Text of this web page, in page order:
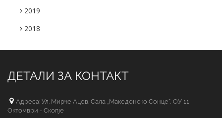
2019
2018
ДЕТАЛИ ЗА КОНТАКТ
Адреса: Ул. Мирче Ацев. Сала „Македонско Сонце“, ОУ 11
Октомври - Скопје